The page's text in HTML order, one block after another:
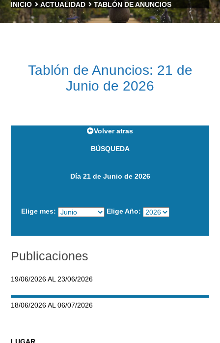
INICIO ACTUALIDAD TABLÓN DE ANUNCIOS
Tablón de Anuncios: 21 de
Junio de 2026
Volver atras
BÚSQUEDA
Día 21 de Junio de 2026
Elige mes: Elige Año:
Publicaciones
19/06/2026 AL 23/06/2026
18/06/2026 AL 06/07/2026